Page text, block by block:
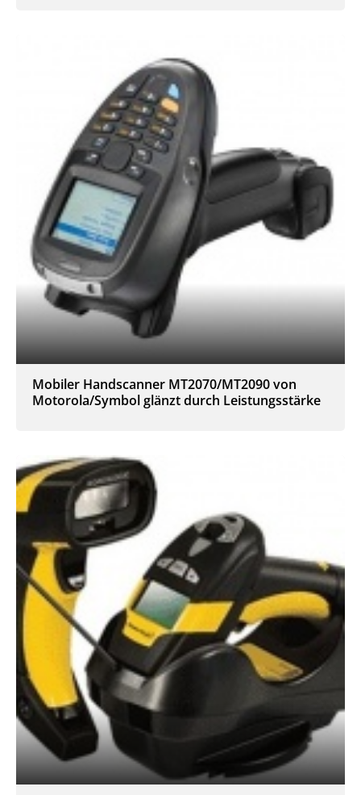
Mobiler Handscanner MT2070/MT2090 von
Motorola/Symbol glänzt durch Leistungsstärke